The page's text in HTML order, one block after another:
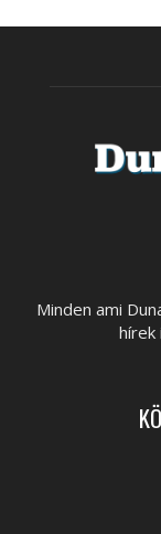
Minden ami
hírek